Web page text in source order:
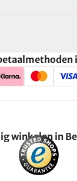
winkelen in